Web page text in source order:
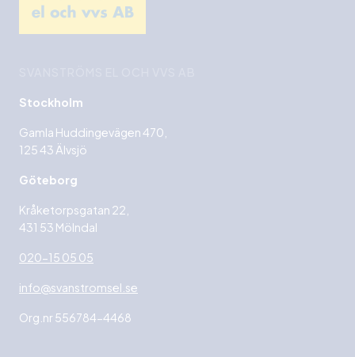
Stockholm
Gamla Huddingevägen 470,
125 43 Älvsjö
Göteborg
Kråketorpsgatan 22,
431 53 Mölndal
020-15 05 05
info@svanstromsel.se
Org.nr 556784-4468